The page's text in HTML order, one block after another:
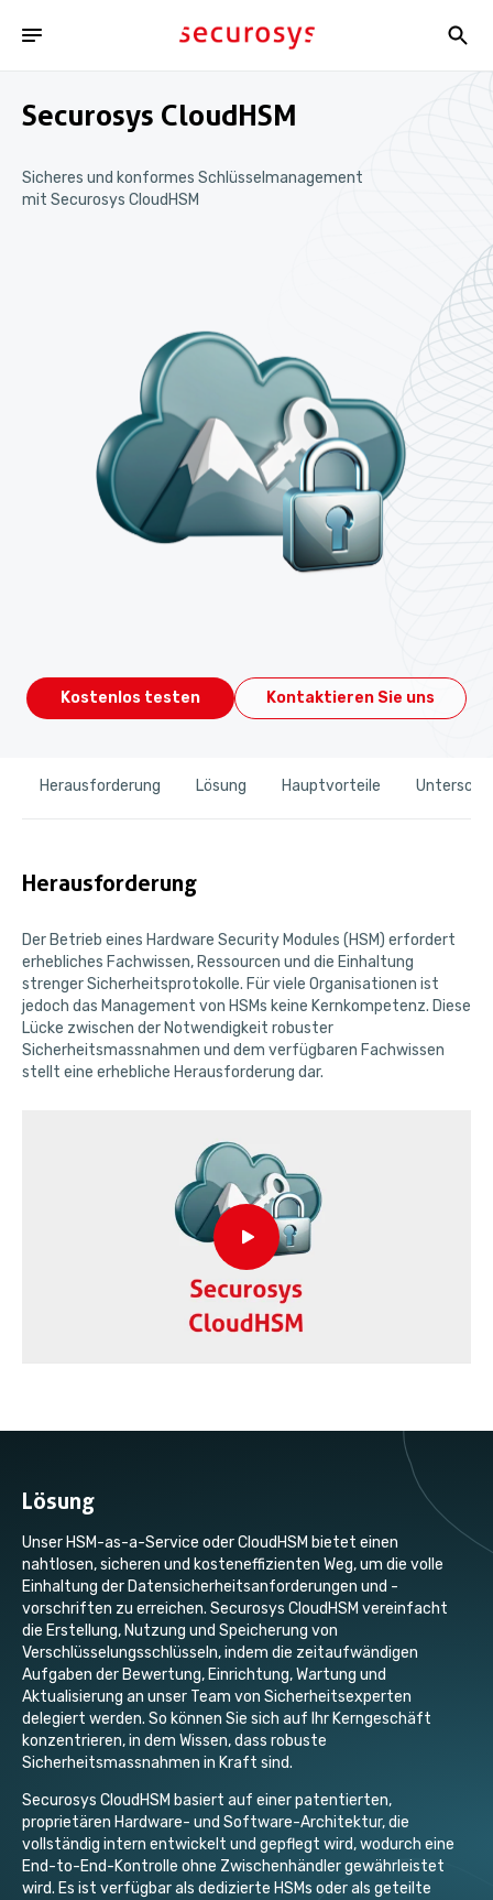
Securosys CloudHSM
Sicheres und konformes Schlüsselmanagement
mit Securosys CloudHSM
Kostenlos testen Kontaktieren Sie uns
Herausforderung Lösung Hauptvorteile
Herausforderung
Der Betrieb eines Hardware Security Modules (HSM) erfordert
erhebliches Fachwissen, Ressourcen und die Einhaltung
strenger Sicherheitsprotokolle. Für viele Organisationen ist
jedoch das Management von HSMs keine Kernkompetenz. Diese
Lücke zwischen der Notwendigkeit robuster
Sicherheitsmassnahmen und dem verfügbaren Fachwissen
stellt eine erhebliche Herausforderung dar.
Lösung
Unser HSM-as-a-Service oder CloudHSM bietet einen
nahtlosen, sicheren und kosteneffizienten Weg, um die volle
Einhaltung der Datensicherheitsanforderungen und -
vorschriften zu erreichen. Securosys CloudHSM vereinfacht
die Erstellung, Nutzung und Speicherung von
Verschlüsselungsschlüsseln, indem die zeitaufwändigen
Aufgaben der Bewertung, Einrichtung, Wartung und
Aktualisierung an unser Team von Sicherheitsexperten
delegiert werden. So können Sie sich auf Ihr Kerngeschäft
konzentrieren, in dem Wissen, dass robuste
Sicherheitsmassnahmen in Kraft sind.
Securosys CloudHSM basiert auf einer patentierten,
proprietären Hardware- und Software-Architektur, die
vollständig intern entwickelt und gepflegt wird, wodurch eine
End-to-End-Kontrolle ohne Zwischenhändler gewährleistet
wird. Es ist verfügbar als dedizierte HSMs oder als geteilte